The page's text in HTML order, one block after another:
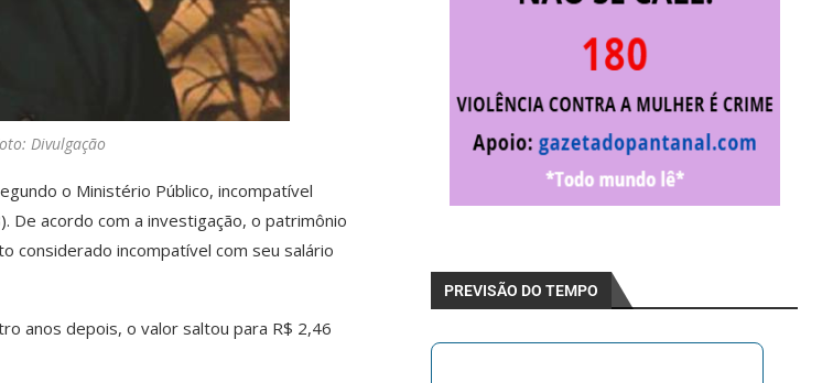
Divulgação
o Ministério Público, incompatível
De acordo com a investigação, o patrimônio
considerado incompatível com seu salário
anos depois, o valor saltou para R$ 2,46
PREVISÃO DO TEMPO